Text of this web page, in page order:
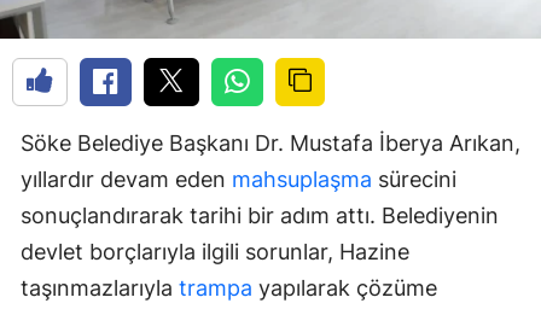
Söke Belediye Başkanı Dr. Mustafa İberya Arıkan,
yıllardır devam eden mahsuplaşma sürecini
sonuçlandırarak tarihi bir adım attı. Belediyenin
devlet borçlarıyla ilgili sorunlar, Hazine
taşınmazlarıyla trampa yapılarak çözüme